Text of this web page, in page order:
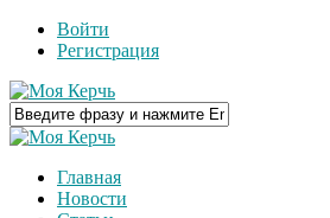
Войти
Регистрация
Главная
Новости